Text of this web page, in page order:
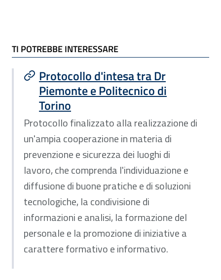
TI POTREBBE INTERESSARE
TI POTREBBE INTERESSARE
Protocollo d'intesa tra Dr
Piemonte e Politecnico di
Torino
Protocollo finalizzato alla realizzazione di
un'ampia cooperazione in materia di
prevenzione e sicurezza dei luoghi di
lavoro, che comprenda l'individuazione e
diffusione di buone pratiche e di soluzioni
tecnologiche, la condivisione di
informazioni e analisi, la formazione del
personale e la promozione di iniziative a
carattere formativo e informativo.